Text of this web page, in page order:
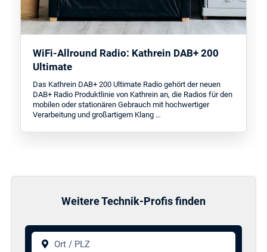
WiFi-Allround Radio: Kathrein DAB+ 200
Ultimate
Das Kathrein DAB+ 200 Ultimate Radio gehört der neuen
DAB+ Radio Produktlinie von Kathrein an, die Radios für den
mobilen oder stationären Gebrauch mit hochwertiger
Verarbeitung und großartigem Klang …
Weitere Technik-Profis finden
Ort / PLZ